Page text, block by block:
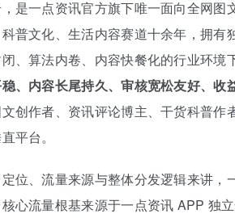
是一点资讯官方旗下唯一面向全网图
普文化、生活内容赛道十余年，拥
、算法内卷、内容快餐化的行业环
、内容长尾持久、审核宽松友好、
创作者、资讯评论博主、干货科普
平台。
位、流量来源与整体分发逻辑来讲
心流量根基来源于一点资讯 APP 独